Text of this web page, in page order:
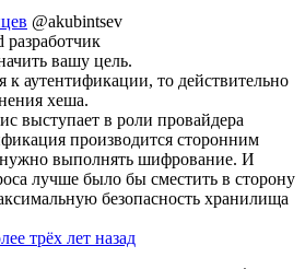
@akubintsev
вашу цель.
к аутентификации, то действительно
хеша.
выступает в роли провайдера
производится сторонним
выполнять шифрование. И
лучше было бы сместить в сторону
безопасность хранилища
трёх лет назад